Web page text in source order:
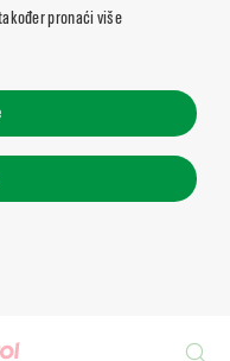
pronaći više